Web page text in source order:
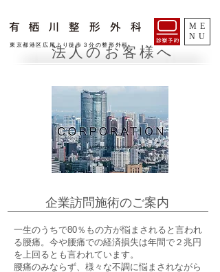
​東京都港区広尾より徒歩３分の整形外科
ME
NU
法人のお客様へ
​企業訪問施術のご案内
​一生のうちで80％もの方が悩まされると言われ
る腰痛。今や腰痛での経済損失は年間で２兆円
を上回るとも言われています。
腰痛のみならず、様々な不調に悩まされながら